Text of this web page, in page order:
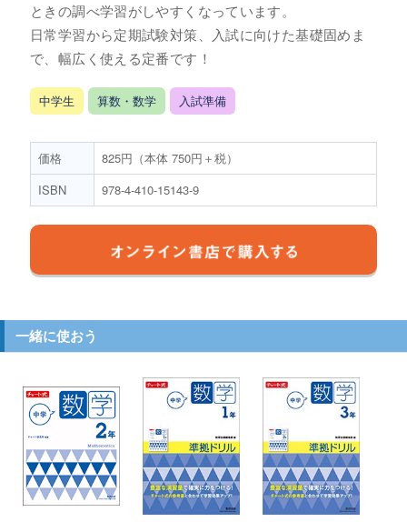
ときの調べ学習がしやすくなっています。
日常学習から定期試験対策、入試に向けた基礎固めま
で、幅広く使える定番です！
中学生 算数・数学 入試準備
価格
825円（本体 750円＋税）
ISBN
978-4-410-15143-9
一緒に使おう